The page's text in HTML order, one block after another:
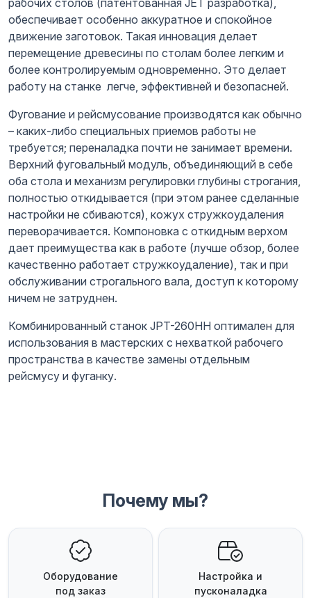
обеспечивает особенно аккуратное и спокойное
движение заготовок. Такая инновация делает
перемещение древесины по столам более легким и
более контролируемым одновременно. Это делает
работу на станке легче, эффективней и безопасней.
Фугование и рейсмусование производятся как обычно
– каких-либо специальных приемов работы не
требуется; переналадка почти не занимает времени.
Верхний фуговальный модуль, объединяющий в себе
оба стола и механизм регулировки глубины строгания,
полностью откидывается (при этом ранее сделанные
настройки не сбиваются), кожух стружкоудаления
переворачивается. Компоновка с откидным верхом
дает преимущества как в работе (лучше обзор, более
качественно работает стружкоудаление), так и при
обслуживании строгального вала, доступ к которому
ничем не затруднен.
Комбинированный станок JPT-260НН оптимален для
использования в мастерских с нехваткой рабочего
пространства в качестве замены отдельным
рейсмусу и фуганку.
Почему мы?
Оборудование
под заказ
Настройка и
пусконаладка